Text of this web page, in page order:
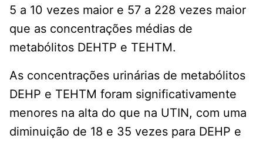
5 a 10 vezes maior e 57 a 228 vezes maior
que as concentrações médias de
metabólitos DEHTP e TEHTM.
As concentrações urinárias de metabólitos
DEHP e TEHTM foram significativamente
menores na alta do que na UTIN, com uma
diminuição de 18 e 35 vezes para DEHP e